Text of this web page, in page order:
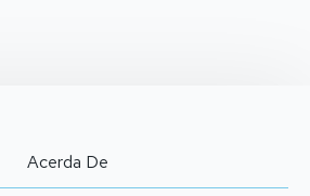
Acerda De